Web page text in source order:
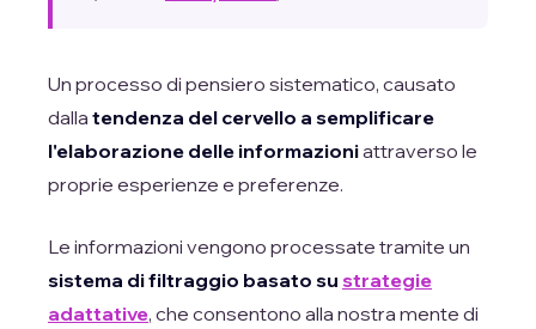
Un processo di pensiero sistematico, causato
dalla tendenza del cervello a semplificare
l'elaborazione delle informazioniattraverso le
proprie esperienze e preferenze.
Le informazioni vengono processate tramite un
sistema di filtraggio basato su strategie
adattative, che consentono alla nostra mente di